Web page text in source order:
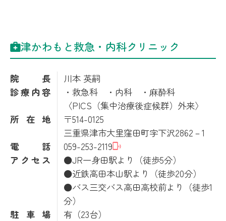
津かわもと救急・内科クリニック
院長
川本 英嗣
診療内容
・救急科 ・内科 ・麻酔科
〈PICS（集中治療後症候群）外来〉
所在地
〒514-0125
三重県津市大里窪田町字下沢2862－1
電話
059-253-2119
アクセス
●JR一身田駅より（徒歩5分）
●近鉄高田本山駅より（徒歩20分）
●バス三交バス高田高校前より（徒歩1
分）
駐車場
有（23台）